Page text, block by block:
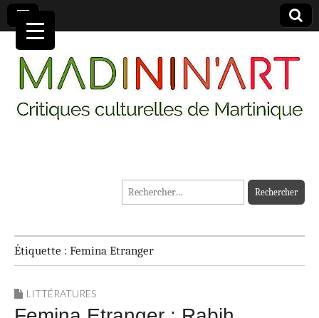
MADININ'ART
Rechercher :
Étiquette : Femina Etranger
LITTÉRATURES